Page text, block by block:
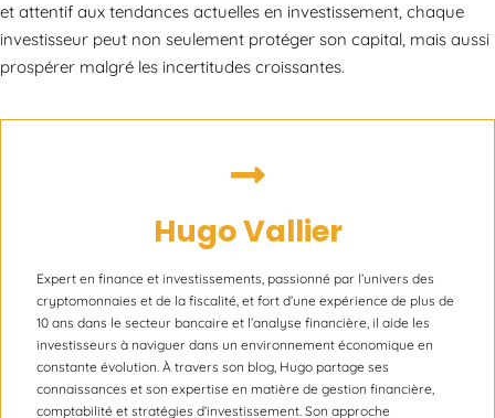
et attentif aux tendances actuelles en investissement, chaque
investisseur peut non seulement protéger son capital, mais aussi
prospérer malgré les incertitudes croissantes.
Hugo Vallier
Expert en finance et investissements, passionné par l’univers des
cryptomonnaies et de la fiscalité, et fort d’une expérience de plus de
10 ans dans le secteur bancaire et l’analyse financière, il aide les
investisseurs à naviguer dans un environnement économique en
constante évolution. À travers son blog, Hugo partage ses
connaissances et son expertise en matière de gestion financière,
comptabilité et stratégies d’investissement. Son approche